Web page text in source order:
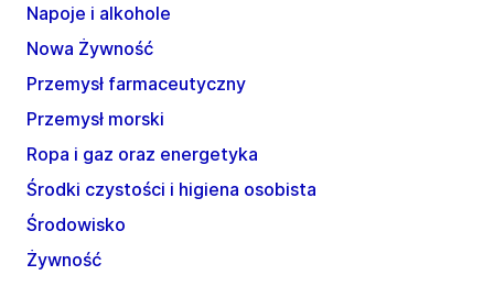
Napoje i alkohole
Nowa Żywność
Przemysł farmaceutyczny
Przemysł morski
Ropa i gaz oraz energetyka
Środki czystości i higiena osobista
Środowisko
Żywność